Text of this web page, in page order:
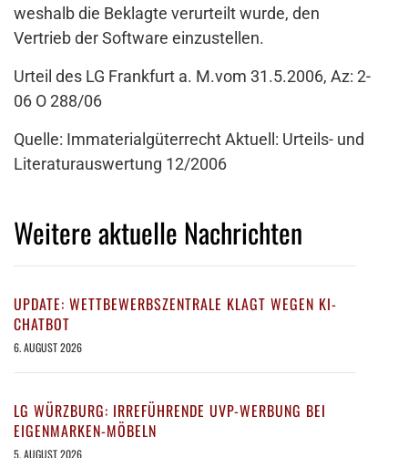
weshalb die Beklagte verurteilt wurde, den
Vertrieb der Software einzustellen.
Urteil des LG Frankfurt a. M.vom 31.5.2006, Az: 2-
06 O 288/06
Quelle: Immaterialgüterrecht Aktuell: Urteils- und
Literaturauswertung 12/2006
Weitere aktuelle Nachrichten
UPDATE: WETTBEWERBSZENTRALE KLAGT WEGEN KI-
CHATBOT
6. AUGUST 2026
LG WÜRZBURG: IRREFÜHRENDE UVP-WERBUNG BEI
EIGENMARKEN-MÖBELN
5. AUGUST 2026